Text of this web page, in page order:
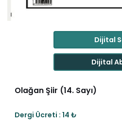
Dijital
Dijital
Olağan Şiir (14. Sayı)
Dergi Ücreti : 14 ₺